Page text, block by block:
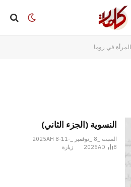
المرأة في روما
النسوية (الجزء الثاني)
السبت _8 _نوفمبر _2025AH 8-11-
2025AD
8 زيارة